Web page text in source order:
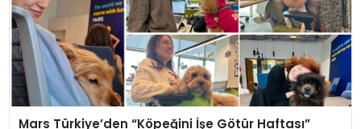
Mars Türkiye’den “Köpeğini İşe Götür Haftası”